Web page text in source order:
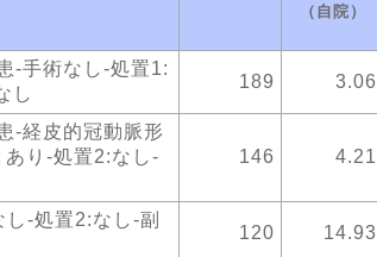
（自院）
-手術なし-処置1:
し
189 3.06
-経皮的冠動脈形
り-処置2:なし-
146 4.21
-処置2:なし-副
120 14.93